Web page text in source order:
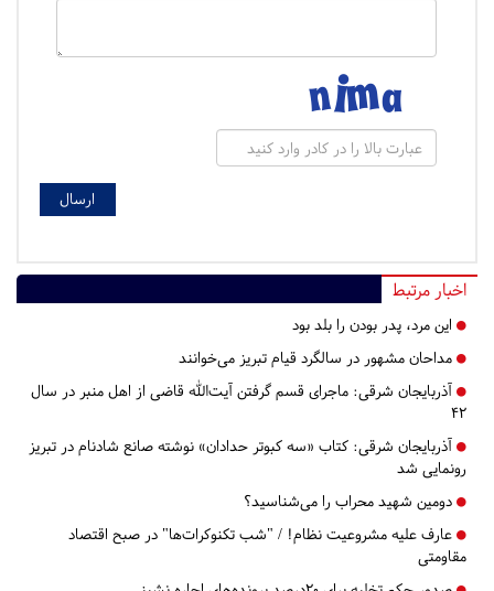
اخبار مرتبط
این مرد،‌ پدر بودن را بلد بود
مداحان مشهور در سالگرد قیام تبریز می‌خوانند
آذربایجان شرقی: ماجرای قسم گرفتن آیت‌الله قاضی از اهل منبر در سال
۴۲
آذربایجان شرقی: کتاب «سه کبوتر حدادان» نوشته صانع شادنام در تبریز
رونمایی شد
دومین شهید محراب را می‌شناسید؟
عارف علیه مشروعیت نظام! / "شب تکنوکرات‌ها" در صبح اقتصاد
مقاومتی